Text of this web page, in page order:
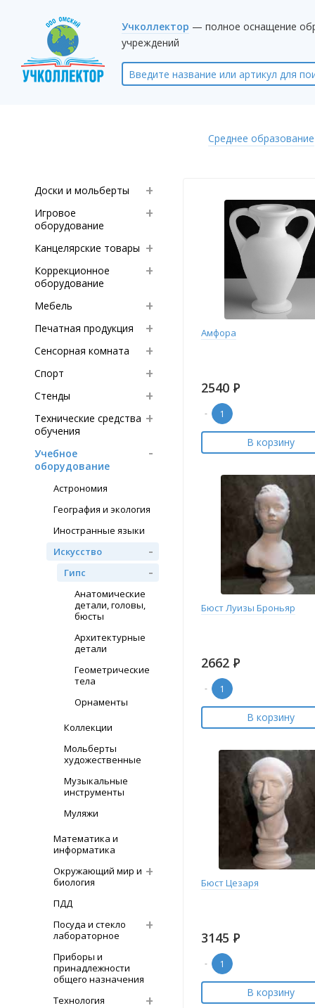
Учколлектор — полное оснащение
учреждений
Среднее образование
Доски и мольберты
Игровое
оборудование
Канцелярские товары
Коррекционное
оборудование
Мебель
Печатная продукция
Сенсорная комната
Спорт
Стенды
Технические средства
обучения
Учебное
оборудование
Астрономия
География и экология
Иностранные языки
Искусство
Гипс
Анатомические
детали, головы,
бюсты
Архитектурные
детали
Геометрические
тела
Орнаменты
Коллекции
Мольберты
художественные
Музыкальные
инструменты
Муляжи
Математика и
информатика
Окружающий мир и
биология
ПДД
Посуда и стекло
лабораторное
Приборы и
принадлежности
общего назначения
Технология
Амфора
2540 Р
-
В корзину
Бюст Луизы Броньяр
2662 Р
-
В корзину
Бюст Цезаря
3145 Р
-
В корзину